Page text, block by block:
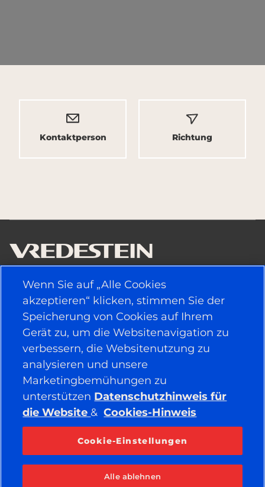
Kontaktperson Richtung
NÜTZLICHE LINKS
FAHRZEUGTYP
POLITIK
UNTERNEHMEN
BLEIBEN SIE IN VERBINDUNG
YouTube
Wenn Sie auf „Alle Cookies
akzeptieren“ klicken, stimmen Sie der
Speicherung von Cookies auf Ihrem
Gerät zu, um die Websitenavigation zu
verbessern, die Websitenutzung zu
analysieren und unsere
Marketingbemühungen zu
unterstützen Datenschutzhinweis für
die Website & Cookies-Hinweis
Cookie-Einstellungen
Alle ablehnen